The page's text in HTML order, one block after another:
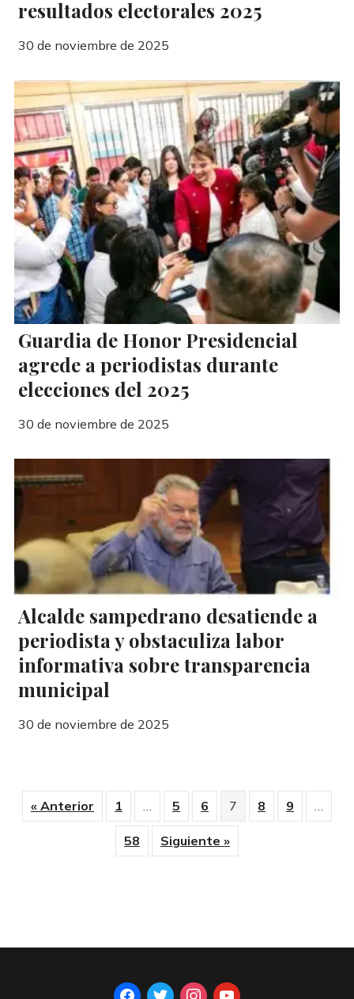
resultados electorales 2025
30 de noviembre de 2025
Guardia de Honor Presidencial
agrede a periodistas durante
elecciones del 2025
30 de noviembre de 2025
Alcalde sampedrano desatiende a
periodista y obstaculiza labor
informativa sobre transparencia
municipal
30 de noviembre de 2025
« Anterior 1 … 5 6 7 8 9 …
58 Siguiente »
facebook
twitterinstagram
youtube